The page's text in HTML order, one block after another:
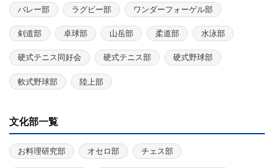
バレー部 ラグビー部 ワンダーフォーゲル部
剣道部 卓球部 山岳部 柔道部 水泳部
硬式テニス同好会 硬式テニス部 硬式野球部
軟式野球部 陸上部
文化部一覧
お料理研究部 オセロ部 チェス部